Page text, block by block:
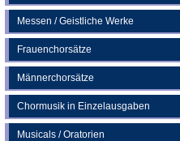
Messen / Geistliche Werke
Frauenchorsätze
Männerchorsätze
Chormusik in Einzelausgaben
Musicals / Oratorien